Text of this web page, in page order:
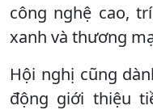
công nghệ cao,
xanh và thương
Hội nghị cũng
động giới thiệu